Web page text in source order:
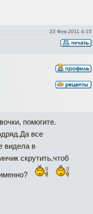
23 Фев 2011 4:15
помогите.
все
видела в
скрутить,чтоб